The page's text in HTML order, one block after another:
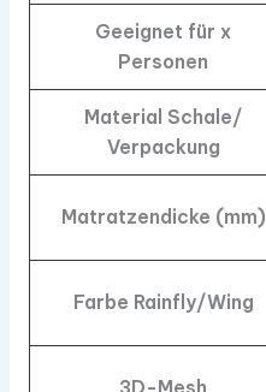
Geeignet für x
Personen
Material Schale/
Verpackung
Matratzendicke (mm)
Farbe Rainfly/Wing